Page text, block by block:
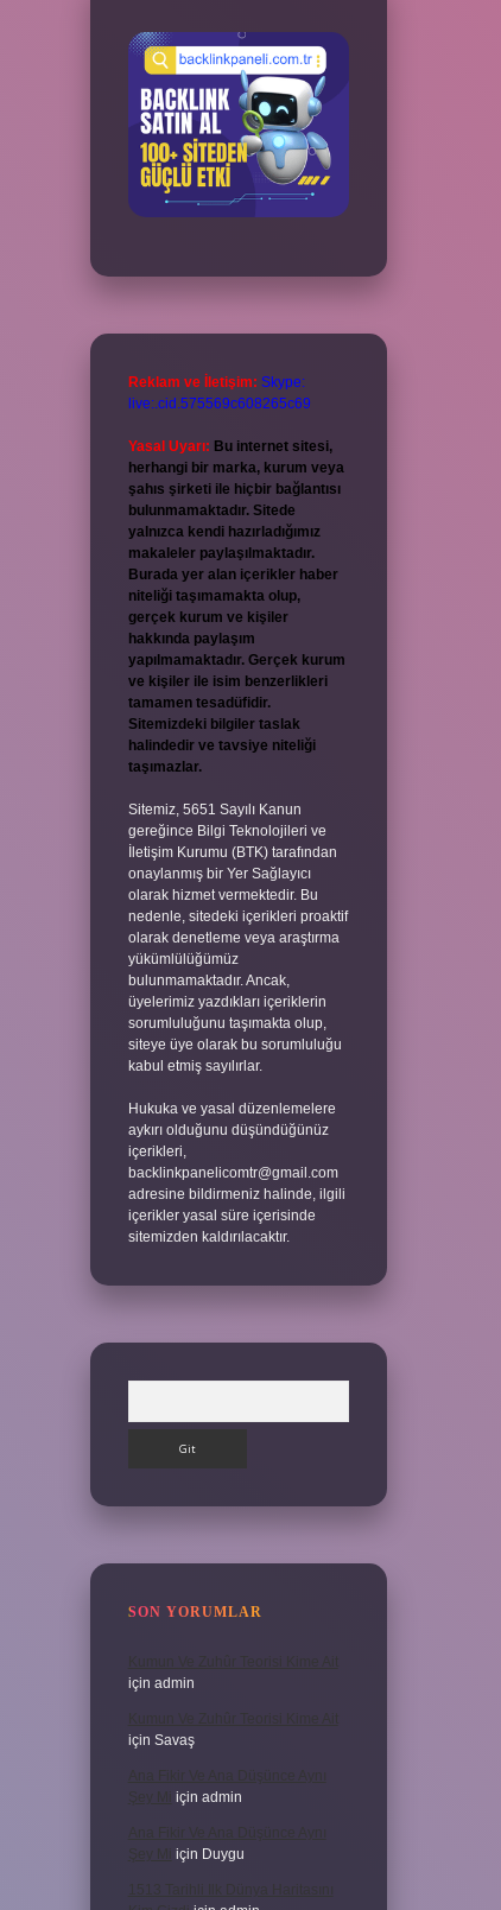
Reklam ve İletişim: Skype:
live:.cid.575569c608265c69
Yasal Uyarı: Bu internet sitesi,
herhangi bir marka, kurum veya
şahıs şirketi ile hiçbir bağlantısı
bulunmamaktadır. Sitede
yalnızca kendi hazırladığımız
makaleler paylaşılmaktadır.
Burada yer alan içerikler haber
niteliği taşımamakta olup,
gerçek kurum ve kişiler
hakkında paylaşım
yapılmamaktadır. Gerçek kurum
ve kişiler ile isim benzerlikleri
tamamen tesadüfidir.
Sitemizdeki bilgiler taslak
halindedir ve tavsiye niteliği
taşımazlar.
Sitemiz, 5651 Sayılı Kanun
gereğince Bilgi Teknolojileri ve
İletişim Kurumu (BTK) tarafından
onaylanmış bir Yer Sağlayıcı
olarak hizmet vermektedir. Bu
nedenle, sitedeki içerikleri proaktif
olarak denetleme veya araştırma
yükümlülüğümüz
bulunmamaktadır. Ancak,
üyelerimiz yazdıkları içeriklerin
sorumluluğunu taşımakta olup,
siteye üye olarak bu sorumluluğu
kabul etmiş sayılırlar.
Hukuka ve yasal düzenlemelere
aykırı olduğunu düşündüğünüz
içerikleri,
backlinkpanelicomtr@gmail.com
adresine bildirmeniz halinde, ilgili
içerikler yasal süre içerisinde
sitemizden kaldırılacaktır.
SON YORUMLAR
Kumun Ve Zuhûr Teorisi Kime Ait
için admin
Kumun Ve Zuhûr Teorisi Kime Ait
için Savaş
Ana Fikir Ve Ana Düşünce Aynı
Şey Mi için admin
Ana Fikir Ve Ana Düşünce Aynı
Şey Mi için Duygu
1513 Tarihli Ilk Dünya Haritasını